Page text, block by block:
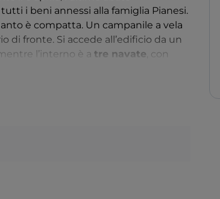
i beni annessi alla famiglia Pianesi.
è compatta. Un campanile a vela
di fronte. Si accede all’edificio da un
l’interno è a tre navate , con
abbaziale è visitabile solo la